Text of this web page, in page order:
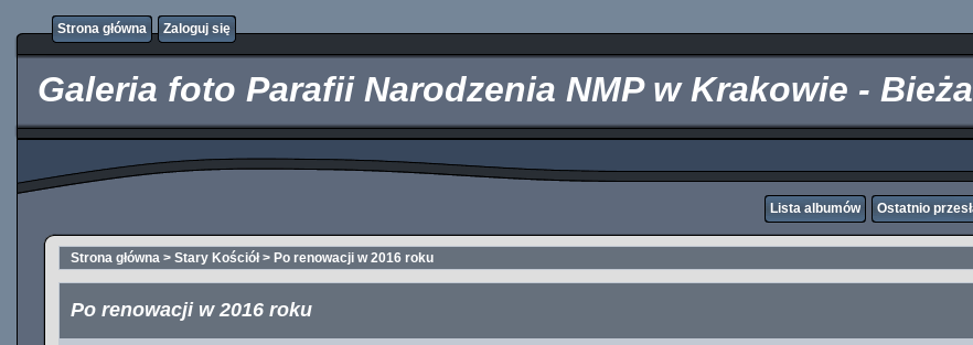
Strona główna
Zaloguj się
Galeria foto Parafii Narodzenia NMP w Krakowie -
Lista albumów Ostatnio
Strona główna > Stary Kościół> Po renowacji w 2016 roku
Po renowacji w 2016 roku